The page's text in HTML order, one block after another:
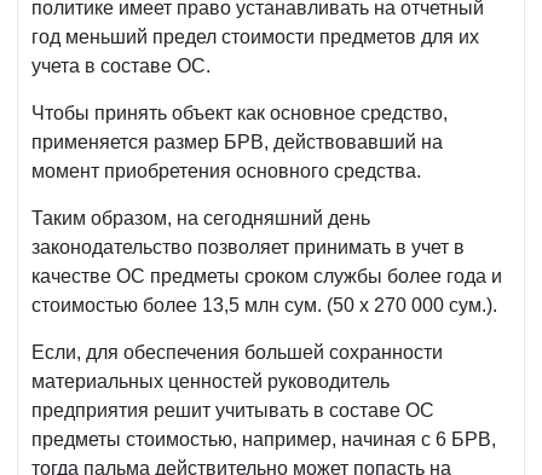
от
20.01.2004
г.
политике имеет право устанавливать на отчетный
год меньший предел стоимости предметов для их
учета в составе ОС.
Чтобы принять объект как основное средство,
применяется размер БРВ, действовавший на
момент приобретения основного средства.
Таким образом, на сегодняшний день
законодательство позволяет принимать в учет в
качестве ОС предметы сроком службы более года и
стоимостью более 13,5 млн сум. (50 х 270 000 сум.).
Если, для обеспечения большей сохранности
материальных ценностей руководитель
предприятия решит учитывать в составе ОС
предметы стоимостью, например, начиная с 6 БРВ,
тогда пальма действительно может попасть на